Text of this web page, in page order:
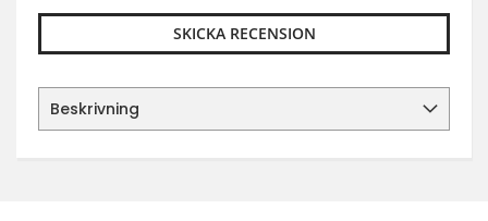
SKICKA RECENSION
Beskrivning